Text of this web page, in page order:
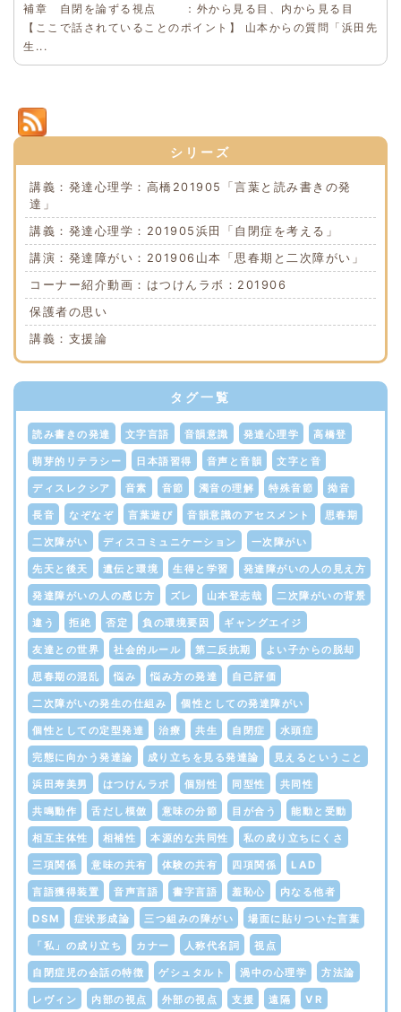
補章 自閉を論ずる視点 ：外から見る目、内から見る目
【ここで話されていることのポイント】 山本からの質問「浜田先
生...
シリーズ
講義：発達心理学：高橋201905「言葉と読み書きの発
達」
講義：発達心理学：201905浜田「自閉症を考える」
講演：発達障がい：201906山本「思春期と二次障がい」
コーナー紹介動画：はつけんラボ：201906
保護者の思い
講義：支援論
タグ一覧
読み書きの発達 文字言語 音韻意識 発達心理学 高橋登
萌芽的リテラシー 日本語習得 音声と音韻 文字と音
ディスレクシア 音素 音節 濁音の理解 特殊音節 拗音
長音 なぞなぞ 言葉遊び 音韻意識のアセスメント 思春期
二次障がい ディスコミュニケーション 一次障がい
先天と後天 遺伝と環境 生得と学習 発達障がいの人の見え方
発達障がいの人の感じ方 ズレ 山本登志哉 二次障がいの背景
違う 拒絶 否定 負の環境要因 ギャングエイジ
友達との世界 社会的ルール 第二反抗期 よい子からの脱却
思春期の混乱 悩み 悩み方の発達 自己評価
二次障がいの発生の仕組み 個性としての発達障がい
個性としての定型発達 治療 共生 自閉症 水頭症
完態に向かう発達論 成り立ちを見る発達論 見えるということ
浜田寿美男 はつけんラボ 個別性 同型性 共同性
共鳴動作 舌だし模倣 意味の分節 目が合う 能動と受動
相互主体性 相補性 本源的な共同性 私の成り立ちにくさ
三項関係 意味の共有 体験の共有 四項関係 LAD
言語獲得装置 音声言語 書字言語 羞恥心 内なる他者
DSM 症状形成論 三つ組みの障がい 場面に貼りついた言葉
「私」の成り立ち カナー 人称代名詞 視点
自閉症児の会話の特徴 ゲシュタルト 渦中の心理学 方法論
レヴィン 内部の視点 外部の視点 支援 遠隔 VR